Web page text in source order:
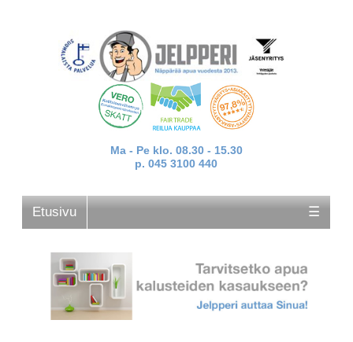
Ma - Pe klo. 08.30 - 15.30
p. 045 3100 440
Etusivu ☰